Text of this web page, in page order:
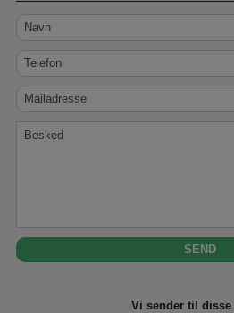
Navn
Telefon
Mailadresse
Vi sender til disse